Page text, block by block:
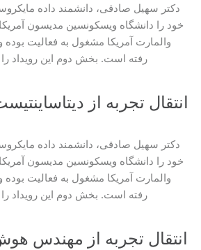
دکتر سهیل صادقی، دانشمند داده
خود را دانشگاه ویسکونسین مدیسون
والمارت آمریکا مشغول به فعالیت
رفته است. بخش دوم این رویداد را
انتقال تجربه از
دکتر سهیل صادقی، دانشمند داده
خود را دانشگاه ویسکونسین مدیسون
والمارت آمریکا مشغول به فعالیت
رفته است. بخش دوم این رویداد را
انتقال تجربه از مهندس